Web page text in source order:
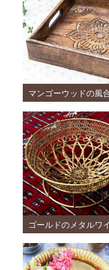
マンゴーウッドの風
ゴールドのメタルワ